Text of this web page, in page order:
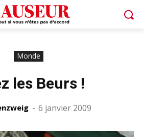
Monde
les Beurs !
- 6 janvier 2009